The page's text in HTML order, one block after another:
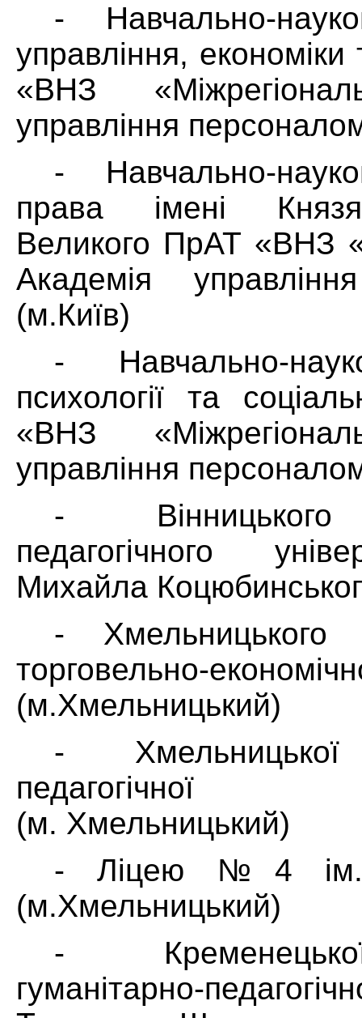
- Навчально-
управління,
«ВНЗ
управління
- Навчально-
права імені
Великого ПрАТ «ВНЗ
Академія
(м.Київ)
- Навчально-
психології та
«ВНЗ
управління
- Вінницького
педагогічного
Михайла
- Хмельницького
торговельно-
(м.Хмельницький)
- Хмельницької
(м. Хмельницький)
- Ліцею №4 ім.
(м.Хмельницький)
-
гуманітарно-